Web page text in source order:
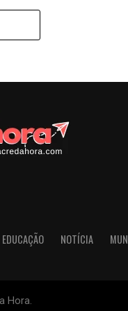
EDUCAÇÃO NOTÍCIA
Hora.